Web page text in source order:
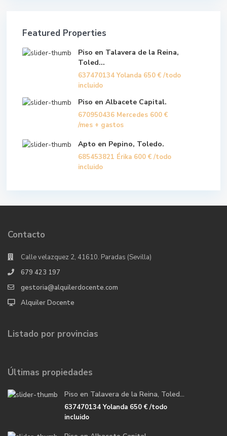
Featured Properties
Piso en Talavera de la Reina,
Toled...
637470134 Yolanda 650 € /todo
incluido
Piso en Albacete Capital.
670950436 Mercedes 600 €
/mes + gastos
Apto en Pepino, Toledo.
685453821 Érika 600 € /todo
incluido
Contacto
Calle velazquez 2, 41610. Paradas (Sevilla)
679 423 197
gestoria@alquilerdocente.com
Alquiler Docente
Listado por provincias
Últimas propiedades
Piso en Talavera de la Reina, Toled...
637470134 Yolanda 650 €/todo
incluido